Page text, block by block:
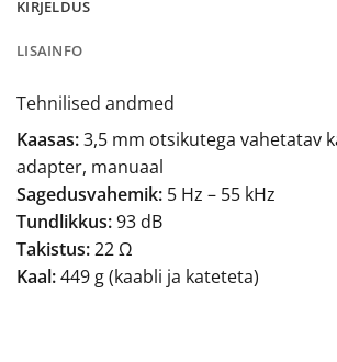
KIRJELDUS
LISAINFO
Tehnilised andmed
Kaasas:3,5 mm otsikutega vahetatav
adapter, manuaal
Sagedusvahemik: 5 Hz – 55 kHz
Tundlikkus:93 dB
Takistus:22 Ω
Kaal:449 g (kaabli ja kateteta)